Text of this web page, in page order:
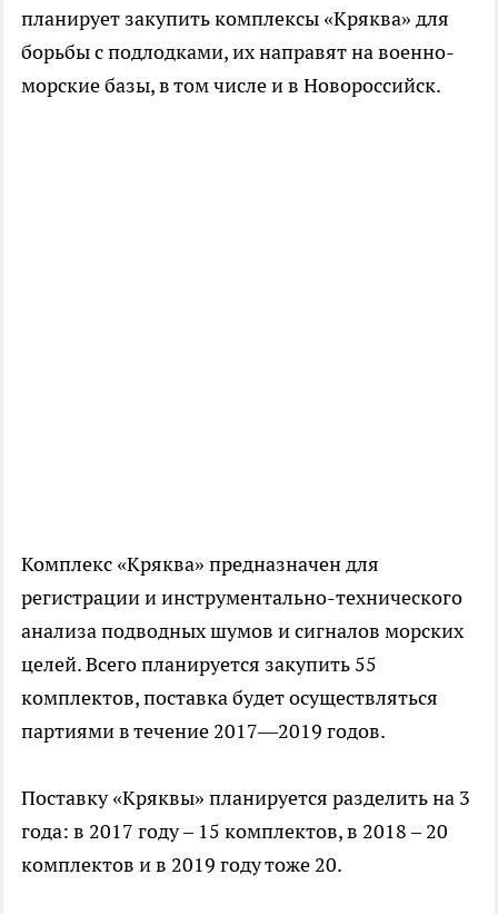
планирует закупить комплексы «Кряква» для
борьбы с подлодками, их направят на военно-
морские базы, в том числе и в Новороссийск.
Комплекс «Кряква» предназначен для
регистрации и инструментально-технического
анализа подводных шумов и сигналов морских
целей. Всего планируется закупить 55
комплектов, поставка будет осуществляться
партиями в течение 2017—2019 годов.
Поставку «Кряквы» планируется разделить на 3
года: в 2017 году – 15 комплектов, в 2018 – 20
комплектов и в 2019 году тоже 20.